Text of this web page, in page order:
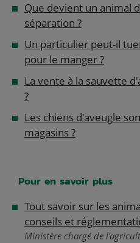
Que devient un animal
séparation ?
Un particulier peut-il
pour le manger ?
La vente à la sauvette
?
Les chiens d'aveugle
magasins ?
Pour en savoir plus
Tout savoir sur les
conseils et
Ministère chargé de